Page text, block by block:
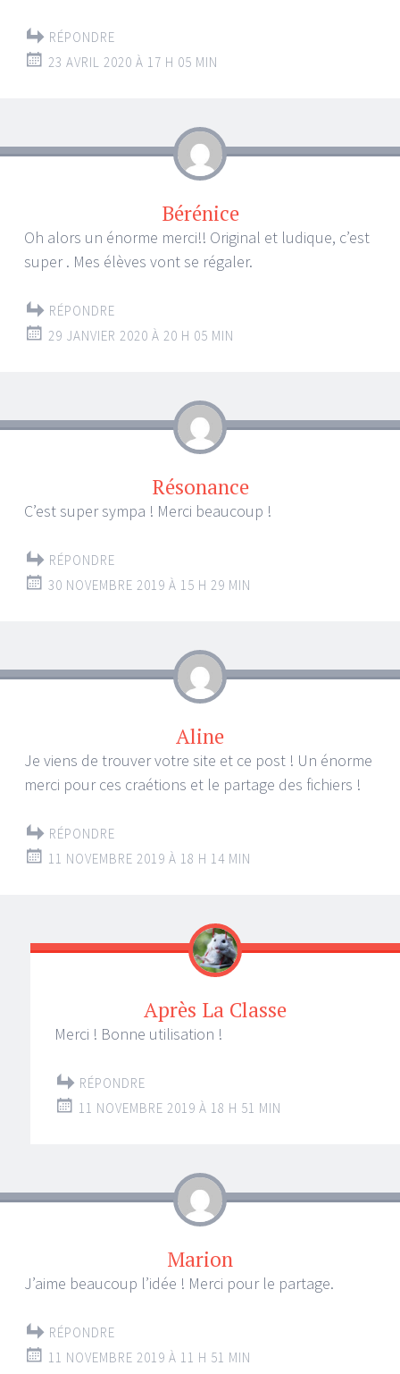
RÉPONDRE
23 AVRIL 2020 À 17 H 05 MIN
Bérénice
Oh alors un énorme merci!! Original et ludique, c’est
super . Mes élèves vont se régaler.
RÉPONDRE
29 JANVIER 2020 À 20 H 05 MIN
Résonance
C’est super sympa ! Merci beaucoup !
RÉPONDRE
30 NOVEMBRE 2019 À 15 H 29 MIN
Aline
Je viens de trouver votre site et ce post ! Un énorme
merci pour ces craétions et le partage des fichiers !
RÉPONDRE
11 NOVEMBRE 2019 À 18 H 14 MIN
Après La Classe
Merci ! Bonne utilisation !
RÉPONDRE
11 NOVEMBRE 2019 À 18 H 51 MIN
Marion
J’aime beaucoup l’idée ! Merci pour le partage.
RÉPONDRE
11 NOVEMBRE 2019 À 11 H 51 MIN